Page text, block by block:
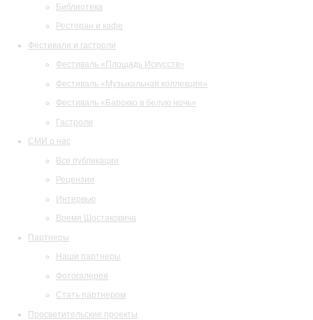
Библиотека
Ресторан и кафе
Фестивали и гастроли
Фестиваль «Площадь Искусств»
Фестиваль «Музыкальная коллекция»
Фестиваль «Барокко в белую ночь»
Гастроли
СМИ о нас
Все публикации
Рецензии
Интервью
Время Шостаковича
Партнеры
Наши партнеры
Фотогалерея
Стать партнером
Просветительские проекты